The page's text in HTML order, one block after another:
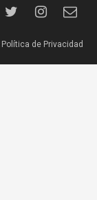
Política de Privacidad